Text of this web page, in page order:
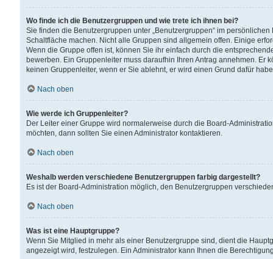
Wo finde ich die Benutzergruppen und wie trete ich ihnen bei?
Sie finden die Benutzergruppen unter „Benutzergruppen“ im
Schaltfläche machen. Nicht alle Gruppen sind allgemein offen. Einige
Wenn die Gruppe offen ist, können Sie ihr einfach durch die
bewerben. Ein Gruppenleiter muss daraufhin Ihren Antrag annehmen.
keinen Gruppenleiter, wenn er Sie ablehnt, er wird einen Grund dafür
Nach oben
Wie werde ich Gruppenleiter?
Der Leiter einer Gruppe wird normalerweise durch die Board-
möchten, dann sollten Sie einen Administrator kontaktieren.
Nach oben
Weshalb werden verschiedene Benutzergruppen farbig dargestellt?
Es ist der Board-Administration möglich, den Benutzergruppen
Nach oben
Was ist eine Hauptgruppe?
Wenn Sie Mitglied in mehr als einer Benutzergruppe sind, dient die
angezeigt wird, festzulegen. Ein Administrator kann Ihnen die